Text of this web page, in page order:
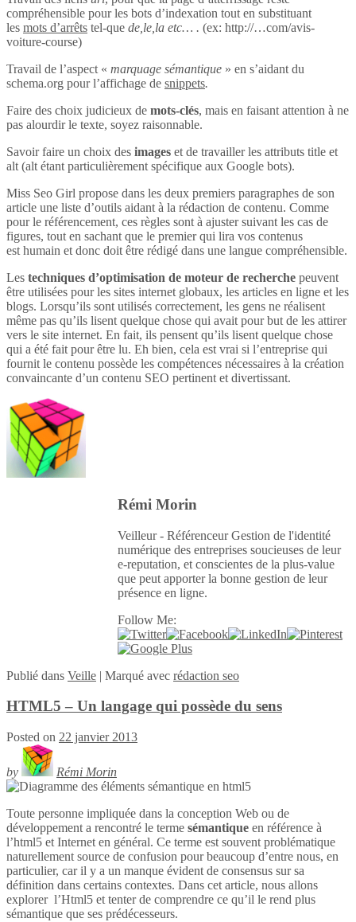
compréhensible pour les bots d’indexation tout en substituant
les mots d’arrêts tel-que de,le,la etc… . (ex: http://…com/avis-
voiture-course)
Travail de l’aspect « marquage sémantique » en s’aidant du
schema.org pour l’affichage de snippets.
Faire des choix judicieux de mots-clés, mais en faisant attention à ne
pas alourdir le texte, soyez raisonnable.
Savoir faire un choix des images et de travailler les attributs title et
alt (alt étant particulièrement spécifique aux Google bots).
Miss Seo Girl propose dans les deux premiers paragraphes de son
article une liste d’outils aidant à la rédaction de contenu. Comme
pour le référencement, ces règles sont à ajuster suivant les cas de
figures, tout en sachant que le premier qui lira vos contenus
est humain et donc doit être rédigé dans une langue compréhensible.
Les techniques d’optimisation de moteur de recherche peuvent
être utilisées pour les sites internet globaux, les articles en ligne et les
blogs. Lorsqu’ils sont utilisés correctement, les gens ne réalisent
même pas qu’ils lisent quelque chose qui avait pour but de les attirer
vers le site internet. En fait, ils pensent qu’ils lisent quelque chose
qui a été fait pour être lu. Eh bien, cela est vrai si l’entreprise qui
fournit le contenu possède les compétences nécessaires à la création
convaincante d’un contenu SEO pertinent et divertissant.
Rémi Morin
Veilleur - Référenceur Gestion de l'identité
numérique des entreprises soucieuses de leur
e-reputation, et conscientes de la plus-value
que peut apporter la bonne gestion de leur
présence en ligne.
Follow Me:
Publié dans Veille | Marqué avec rédaction seo
HTML5 – Un langage qui possède du sens
Posted on 22 janvier 2013
by Rémi Morin
Toute personne impliquée dans la conception Web ou de
développement a rencontré le terme sémantique en référence à
l’html5 et Internet en général. Ce terme est souvent problématique
naturellement source de confusion pour beaucoup d’entre nous, en
particulier, car il y a un manque évident de consensus sur sa
définition dans certains contextes. Dans cet article, nous allons
explorer l’Html5 et tenter de comprendre ce qu’il le rend plus
sémantique que ses prédécesseurs.